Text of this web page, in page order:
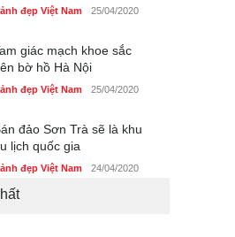
đẹp Việt Nam 25/04/2020
giác mạch khoe sắc
bờ hồ Hà Nội
đẹp Việt Nam 25/04/2020
đảo Sơn Trà sẽ là khu
lịch quốc gia
đẹp Việt Nam 24/04/2020